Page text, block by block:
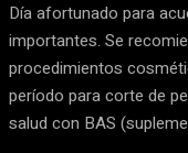
Día afortunado para
importantes. Se
procedimientos
período para corte de
salud con BAS